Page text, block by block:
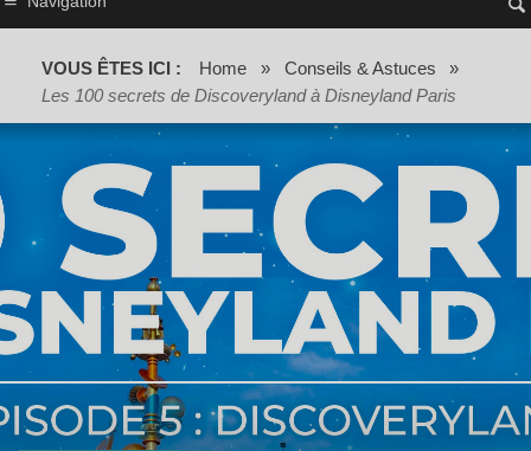
VOUS ÊTES ICI : Home » Conseils & Astuces
»
Les 100 secrets de Discoveryland à Disneyland Paris